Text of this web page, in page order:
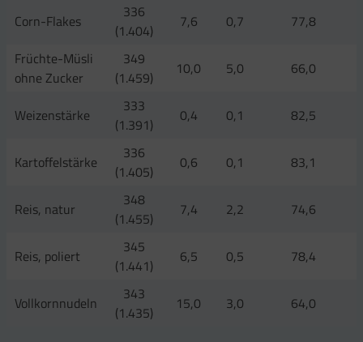
Corn-Flakes
336
(1.404)
7,6 0,7
77,8
Früchte-Müsli
ohne Zucker
349
(1.459)
10,0 5,0 66,0
Weizenstärke
333
(1.391)
0,4 0,1 82,5
Kartoffelstärke
336
(1.405)
0,6 0,1 83,1
Reis, natur
348
(1.455)
7,4 2,2 74,6
Reis, poliert
345
(1.441)
6,5 0,5 78,4
Vollkornnudeln
343
(1.435)
15,0 3,0 64,0